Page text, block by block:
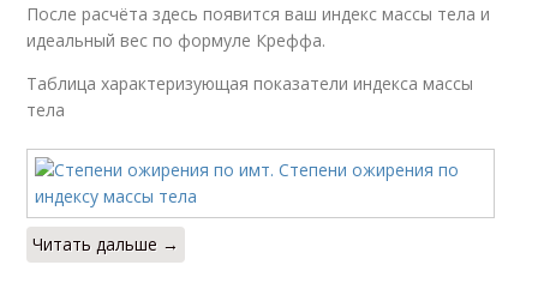
После расчёта здесь появится ваш индекс массы тела и
идеальный вес по формуле Креффа.
Таблица характеризующая показатели индекса массы
тела
Читать дальше →